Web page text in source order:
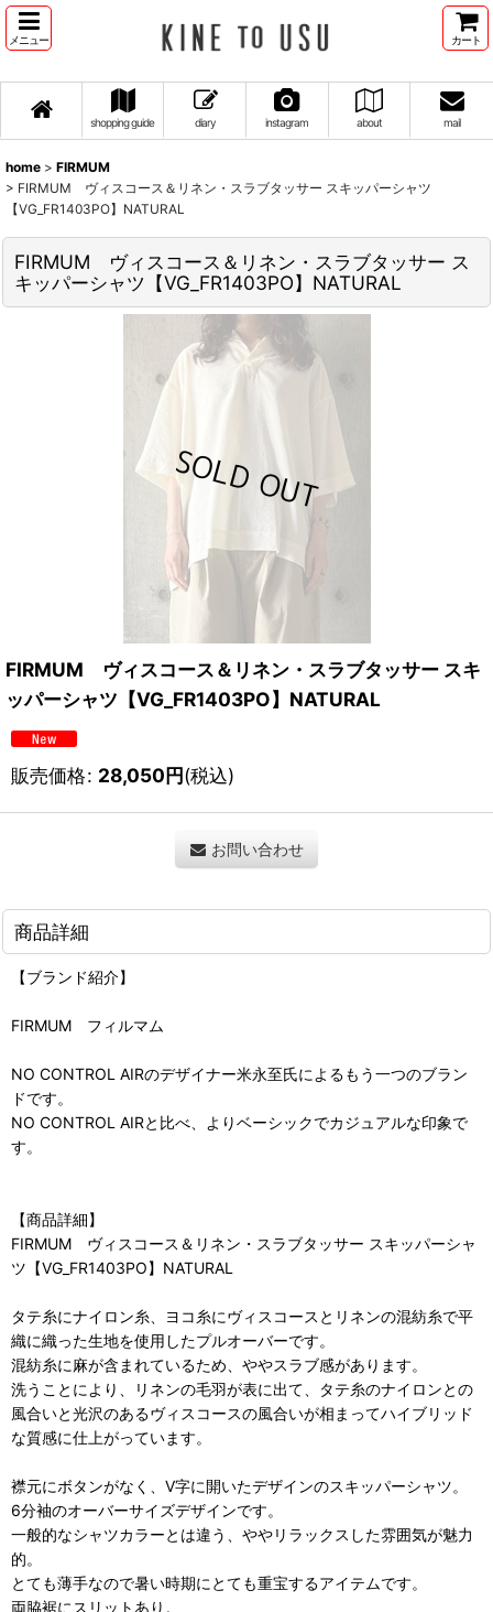
メニュー カート
shopping guide diary instagram about mail
home > FIRMUM
> FIRMUM ヴィスコース＆リネン・スラブタッサー スキッパーシャツ
【VG_FR1403PO】NATURAL
FIRMUM ヴィスコース＆リネン・スラブタッサー ス
キッパーシャツ【VG_FR1403PO】NATURAL
FIRMUM ヴィスコース＆リネン・スラブタッサー スキ
ッパーシャツ【VG_FR1403PO】NATURAL
販売価格: 28,050円(税込)
お問い合わせ
商品詳細
【ブランド紹介】
FIRMUM フィルマム
NO CONTROL AIRのデザイナー米永至氏によるもう一つのブラン
ドです。
NO CONTROL AIRと比べ、よりベーシックでカジュアルな印象で
す。
【商品詳細】
FIRMUM ヴィスコース＆リネン・スラブタッサー スキッパーシャ
ツ【VG_FR1403PO】NATURAL
タテ糸にナイロン糸、ヨコ糸にヴィスコースとリネンの混紡糸で平
織に織った生地を使用したプルオーバーです。
混紡糸に麻が含まれているため、ややスラブ感があります。
洗うことにより、リネンの毛羽が表に出て、タテ糸のナイロンとの
風合いと光沢のあるヴィスコースの風合いが相まってハイブリッド
な質感に仕上がっています。
襟元にボタンがなく、V字に開いたデザインのスキッパーシャツ。
6分袖のオーバーサイズデザインです。
一般的なシャツカラーとは違う、ややリラックスした雰囲気が魅力
的。
とても薄手なので暑い時期にとても重宝するアイテムです。
両脇裾にスリットあり。